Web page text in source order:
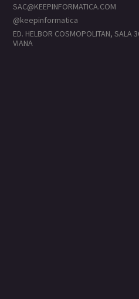
SAC@KEEPINFORMATICA.COM
@keepinformatica
ED. HELBOR COSMOPOLITAN, SALA
VIANA